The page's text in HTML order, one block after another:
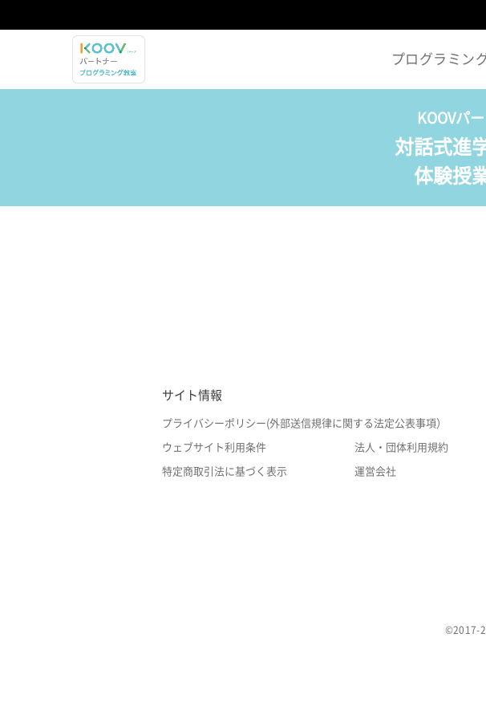
プログラミン
KOOVパ
対話式進
体験授
サイト情報
プライバシーポリシー(外部送信規律に関する法定公表事項）
ウェブサイト利用条件 法人・団体利用規約
特定商取引法に基づく表示 運営会社
©2017-